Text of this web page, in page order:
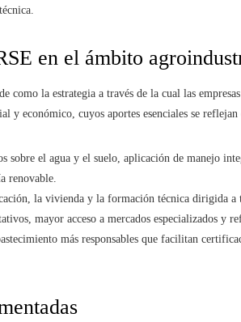
en el ámbito
como la estrategia a través de la cual las
y económico, cuyos aportes esenciales se reflejan
sobre el agua y el suelo, aplicación de manejo
renovable.
la vivienda y la formación técnica dirigida a
mayor acceso a mercados especializados y
más responsables que facilitan